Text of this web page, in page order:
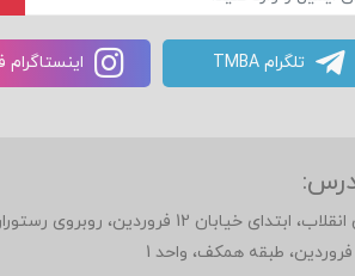
تلگرام TMBA
میدان انقلاب، ابتدای خیابان 12
طبقه همکف، واحد 1